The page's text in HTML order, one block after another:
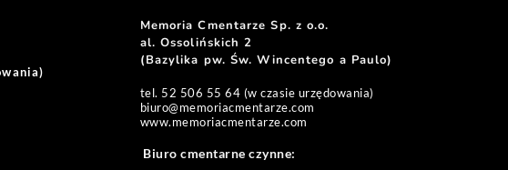
Memoria Cmentarze Sp. z o.o.
al. Ossolińskich 2
(Bazylika pw. Św. Wincentego a Paulo)
tel. 52 506 55 64 (w czasie urzędowania)
biuro@memoriacmentarze.com
www.memoriacmentarze.com
Biuro cmentarne czynne: